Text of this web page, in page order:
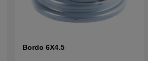
Bordo 6X4.5